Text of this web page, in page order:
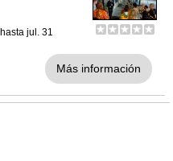
hasta jul. 31
Más información